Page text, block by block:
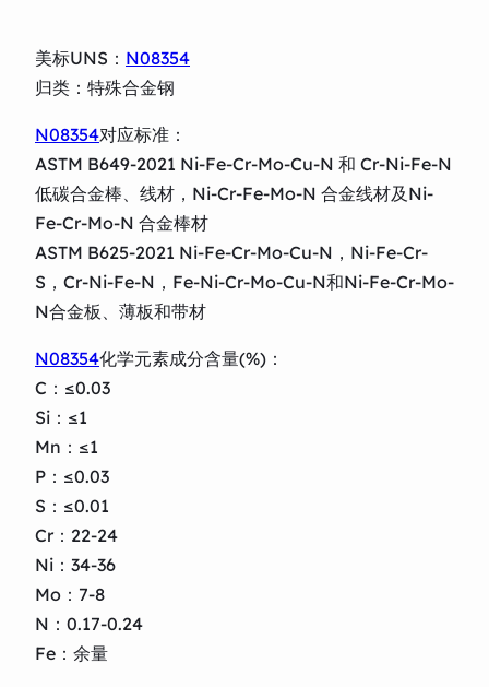
美标UNS： N08354
归类：特殊合金钢
N08354对应标准：
ASTM B649-2021 Ni-Fe-Cr-Mo-Cu-N 和 Cr-Ni-Fe-N
低碳合金棒、线材，Ni-Cr-Fe-Mo-N 合金线材及Ni-
Fe-Cr-Mo-N 合金棒材
ASTM B625-2021 Ni-Fe-Cr-Mo-Cu-N，Ni-Fe-Cr-
S，Cr-Ni-Fe-N，Fe-Ni-Cr-Mo-Cu-N和Ni-Fe-Cr-Mo-
N合金板、薄板和带材
N08354化学元素成分含量(%)：
C：≤0.03
Si：≤1
Mn：≤1
P：≤0.03
S：≤0.01
Cr：22-24
Ni：34-36
Mo：7-8
N：0.17-0.24
Fe：余量